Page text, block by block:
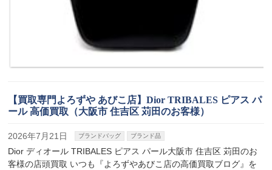
【買取専門よろずや あびこ店】Dior TRIBALES ピアス パ
ール 高価買取（大阪市 住吉区 苅田のお客様）
2026年7月21日 ブランドバッグ ブランド品
Dior ディオール TRIBALES ピアス パール大阪市 住吉区 苅田のお
客様の店頭買取 いつも『よろずやあびこ店の高価買取ブログ』を